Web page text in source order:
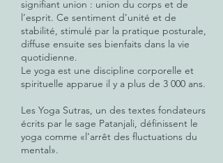
signifiant union : union du corps et de
l’esprit. Ce sentiment d’unité et de
stabilité, stimulé par la pratique posturale,
diffuse ensuite ses bienfaits dans la vie
quotidienne.​
Le yoga est une discipline corporelle et
spirituelle apparue il y a plus de 3 000 ans.
Les Yoga Sutras, un des textes fondateurs
écrits par le sage Patanjali, définissent le
yoga comme «l’arrêt des fluctuations du
mental».